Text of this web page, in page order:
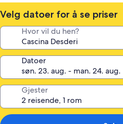
Velg datoer for å se priser
Hvor vil du hen?
Datoer
Gjester